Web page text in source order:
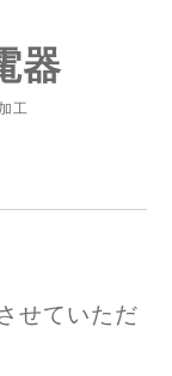
器
工
せていただ